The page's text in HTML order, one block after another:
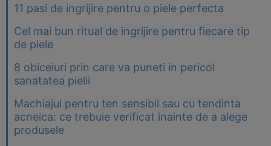
11 pasi de ingrijire pentru o piele perfecta
Cel mai bun ritual de ingrijire pentru fiecare tip
de piele
8 obiceiuri prin care va puneti in pericol
sanatatea pielii
Machiajul pentru ten sensibil sau cu tendinta
acneica: ce trebuie verificat inainte de a alege
produsele